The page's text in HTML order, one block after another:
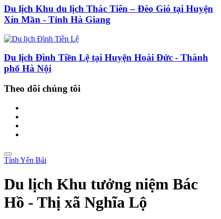
Du lịch Khu du lịch Thác Tiên – Đèo Gió tại Huyện
Xín Mần - Tỉnh Hà Giang
Du lịch Đình Tiền Lệ tại Huyện Hoài Đức - Thành
phố Hà Nội
Theo dõi chúng tôi
Tỉnh Yên Bái
Du lịch Khu tưởng niệm Bác
Hồ - Thị xã Nghĩa Lộ